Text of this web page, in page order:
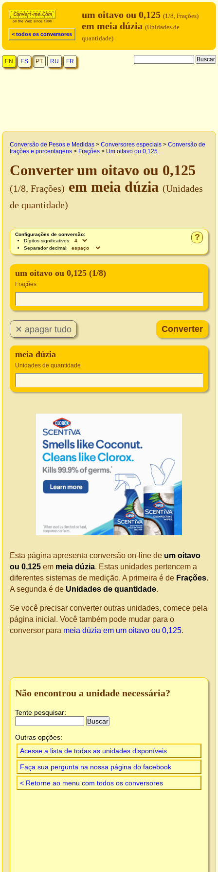
< todos os conversores
um oitavo ou 0,125 (1/8, Frações)
em meia dúzia (Unidades de
quantidade)
EN ES PT RU FR
Conversão de Pesos e Medidas > Conversores especiais > Conversão de
frações e porcentagens > Frações > Um oitavo ou 0,125
Converter um oitavo ou 0,125
(1/8, Frações) em meia dúzia (Unidades
de quantidade)
?
Configurações de conversão:
Dígitos significativos:
Separador decimal:
um oitavo ou 0,125 (1/8)
Frações
meia dúzia
Unidades de quantidade
Esta página apresenta conversão on-line de um oitavo
ou 0,125 em meia dúzia. Estas unidades pertencem a
diferentes sistemas de medição. A primeira é de Frações.
A segunda é de Unidades de quantidade.
Se você precisar converter outras unidades, comece pela
página inicial. Você também pode mudar para o
conversor para meia dúzia em um oitavo ou 0,125.
Não encontrou a unidade necessária?
Tente pesquisar:
Outras opções:
Acesse a lista de todas as unidades disponíveis
Faça sua pergunta na nossa página do facebook
< Retorne ao menu com todos os conversores